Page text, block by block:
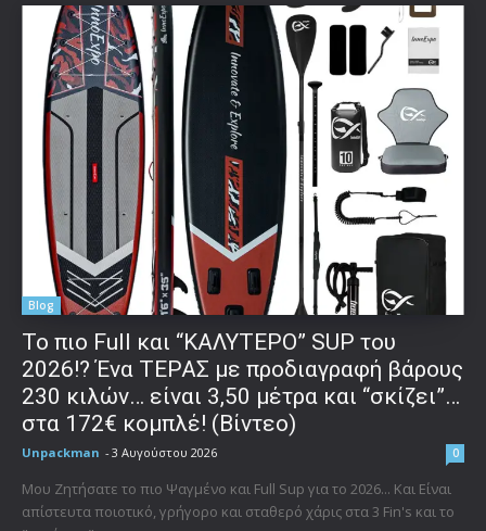
Blog
To πιο Full και “ΚΑΛΥΤΕΡΟ” SUP του
2026!? Ένα ΤΕΡΑΣ με προδιαγραφή βάρους
230 κιλών… είναι 3,50 μέτρα και “σκίζει”…
στα 172€ κομπλέ! (Βίντεο)
Unpackman - 3 Αυγούστου 2026 0
Μου Ζητήσατε το πιο Ψαγμένο και Full Sup για το 2026... Και Είναι
απίστευτα ποιοτικό, γρήγορο και σταθερό χάρις στα 3 Fin's και το